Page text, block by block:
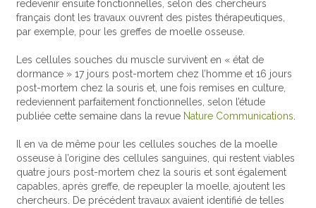
redevenir ensuite fonctionnelles, selon des chercheurs
français dont les travaux ouvrent des pistes thérapeutiques,
par exemple, pour les greffes de moelle osseuse.
Les cellules souches du muscle survivent en « état de
dormance » 17 jours post-mortem chez l’homme et 16 jours
post-mortem chez la souris et, une fois remises en culture,
redeviennent parfaitement fonctionnelles, selon l’étude
publiée cette semaine dans la revue Nature Communications
Il en va de même pour les cellules souches de la moelle
osseuse à l’origine des cellules sanguines, qui restent viables
quatre jours post-mortem chez la souris et sont également
capables, après greffe, de repeupler la moelle, ajoutent les
chercheurs. De précédent travaux avaient identifié de telles